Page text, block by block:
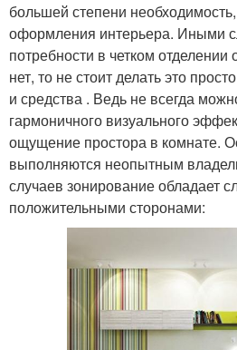
большей степени
оформления интерьера. Иными
потребности в четком отделении
нет, то не стоит делать это
и средства . Ведь не всегда
гармоничного визуального
ощущение простора в комнате.
выполняются неопытным
случаев зонирование обладает
положительными сторонами: